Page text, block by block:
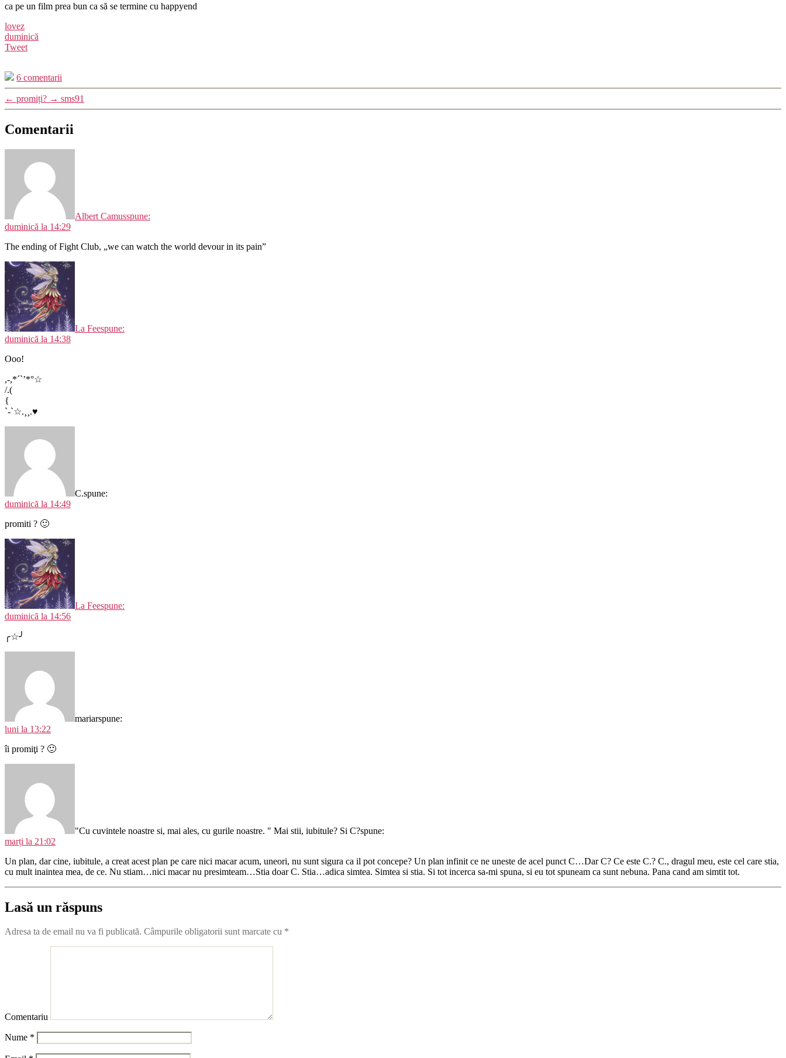
ca pe un film prea bun ca să se termine cu happyend
lovez
duminică
Tweet
6 comentarii
← promiți? → sms91
Comentarii
Albert Camusspune:
duminică la 14:29
The ending of Fight Club, „we can watch the world devour in its pain”
La Feespune:
duminică la 14:38
Ooo!
,-,*´`’*°☆
/.(
{
`-`☆.¸¸.♥
C.spune:
duminică la 14:49
promiti ? 🙂
La Feespune:
duminică la 14:56
╭☆╯
mariarspune:
luni la 13:22
îi promiţi ? 🙂
"Cu cuvintele noastre si, mai ales, cu gurile noastre. " Mai stii, iubitule? Si C?spune:
marți la 21:02
Un plan, dar cine, iubitule, a creat acest plan pe care nici macar acum, uneori, nu sunt sigura ca il pot concepe? Un plan infinit ce ne uneste de acel punct C…Dar C? Ce este C.? C., dragul meu, este cel care stia,
cu mult inaintea mea, de ce. Nu stiam…nici macar nu presimteam…Stia doar C. Stia…adica simtea. Simtea si stia. Si tot incerca sa-mi spuna, si eu tot spuneam ca sunt nebuna. Pana cand am simtit tot.
Lasă un răspuns
Adresa ta de email nu va fi publicată. Câmpurile obligatorii sunt marcate cu *
Comentariu
Nume *